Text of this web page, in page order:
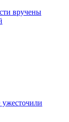
вручены
ужесточили